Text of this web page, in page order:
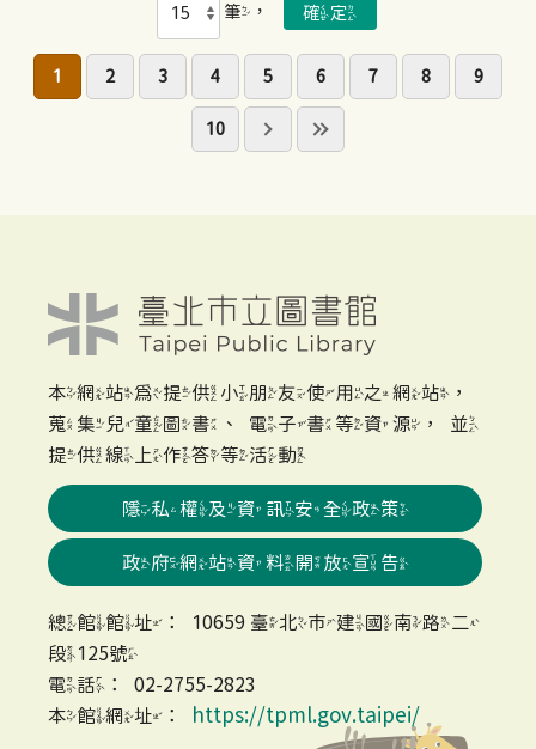
筆，
1 2 3 4 5 6 7 8 9
10
本網站為提供小朋友使用之網站，
蒐集兒童圖書、電子書等資源，並
提供線上作答等活動
隱私權及資訊安全政策
政府網站資料開放宣告
總館館址：10659 臺北市建國南路二
段125號
電話：02-2755-2823
本館網址：
https://tpml.gov.taipei/